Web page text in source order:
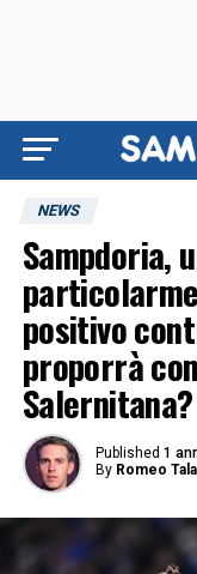
NEWS
Sampdoria,
positivo
proporrà
Salernitana?
Published 1
By Romeo